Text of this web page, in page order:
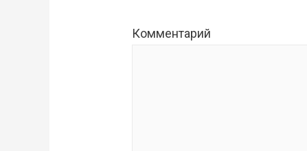
Комментарий